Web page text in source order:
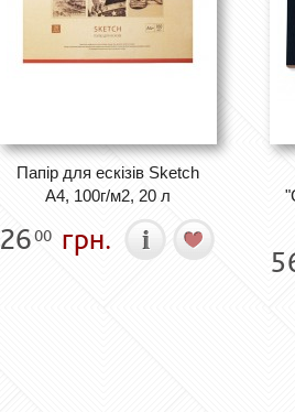
Папір для ескізів Sketch
А4, 100г/м2, 20 л
2600 грн.